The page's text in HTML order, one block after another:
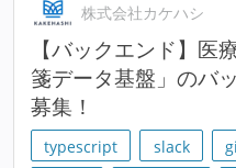
株式会社カケハシ
【バックエンド】医
箋データ基盤」のバ
募集！
typescript slack